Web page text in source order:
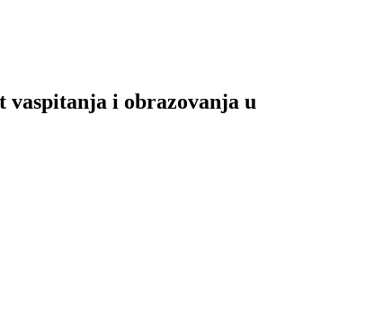
vaspitanja i obrazovanja u